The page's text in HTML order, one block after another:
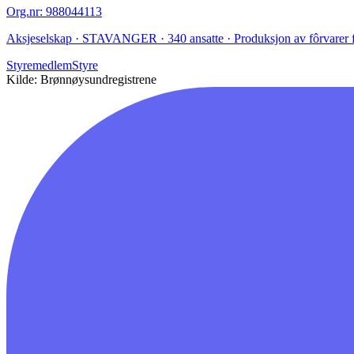
Org.nr: 988044113
Aksjeselskap · STAVANGER · 340 ansatte · Produksjon av
StyremedlemStyre
Kilde: Brønnøysundregistrene